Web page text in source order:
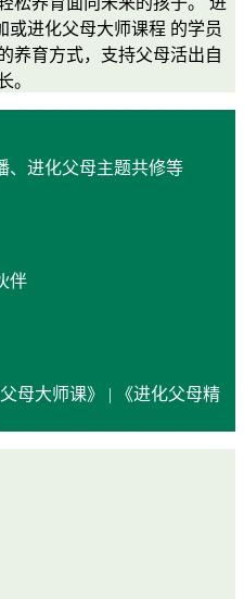
或进化父母大师课程 的学员
养育方式，支持父母活出自
。
、进化父母主题共修等
伴
母大师课》 | 《进化父母精